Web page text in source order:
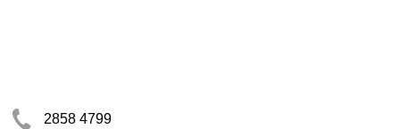
2858 4799